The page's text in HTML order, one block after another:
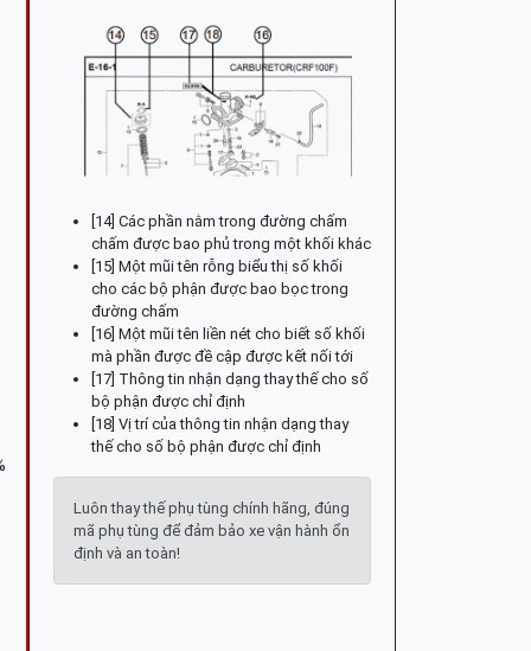
[14] Các phần nằm trong đường chấm
chấm được bao phủ trong một khối khác
[15] Một mũi tên rỗng biểu thị số khối
cho các bộ phận được bao bọc trong
đường chấm
[16] Một mũi tên liền nét cho biết số khối
mà phần được đề cập được kết nối tới
[17] Thông tin nhận dạng thay thế cho số
bộ phận được chỉ định
[18] Vị trí của thông tin nhận dạng thay
thế cho số bộ phận được chỉ định
Luôn thay thế phụ tùng chính hãng, đúng
mã phụ tùng để đảm bảo xe vận hành ổn
định và an toàn!